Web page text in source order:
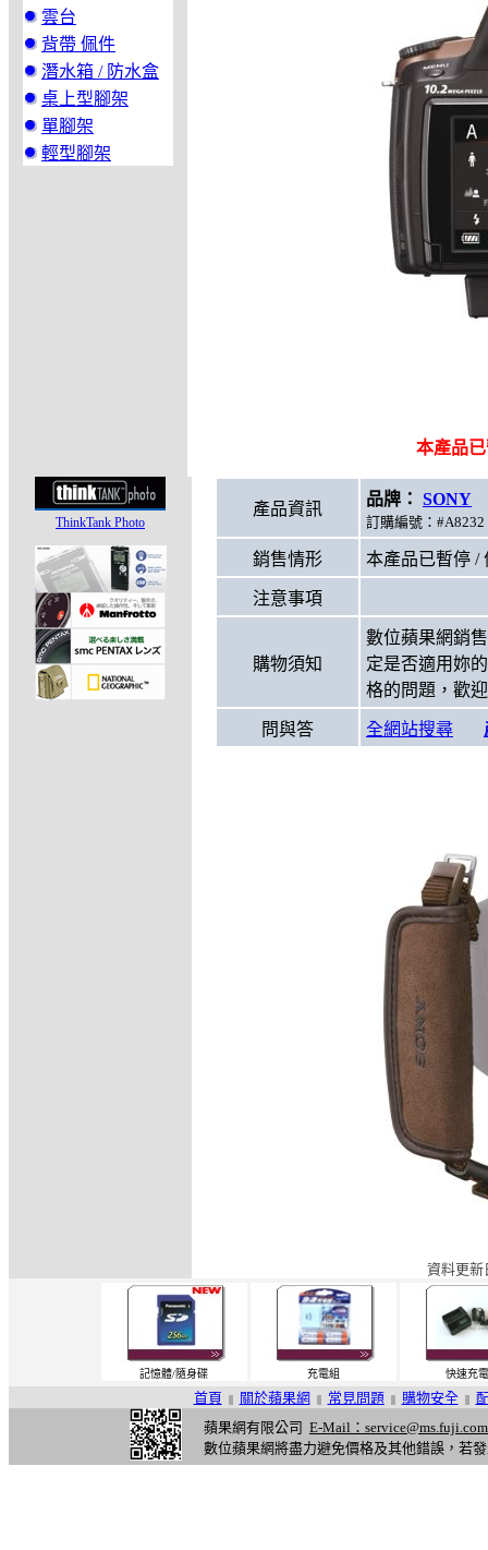
雲台
背帶 佩件
潛水箱 / 防水盒
桌上型腳架
單腳架
輕型腳架
本產品
ThinkTank Photo
產品資訊
品牌： SONY
訂購編號：
銷售情形 本產品已暫停 /
注意事項
購物須知
數位蘋果網銷
定是否適用妳
格的問題，歡
問與答 全網站搜尋
資料更新
記憶體/隨身碟 充電組 快速充
首頁 || 關於蘋果網 || 常見問題 || 購物安全 ||
蘋果網有限公司 E-Mail：
數位蘋果網將盡力避免價格及其他錯誤，若